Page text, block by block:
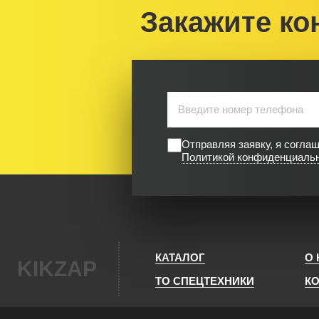
Закажите
Отправляя заявку, я
Политикой
KIKZAP КАТАЛОГ
О
ТО СПЕЦТЕХНИКИ